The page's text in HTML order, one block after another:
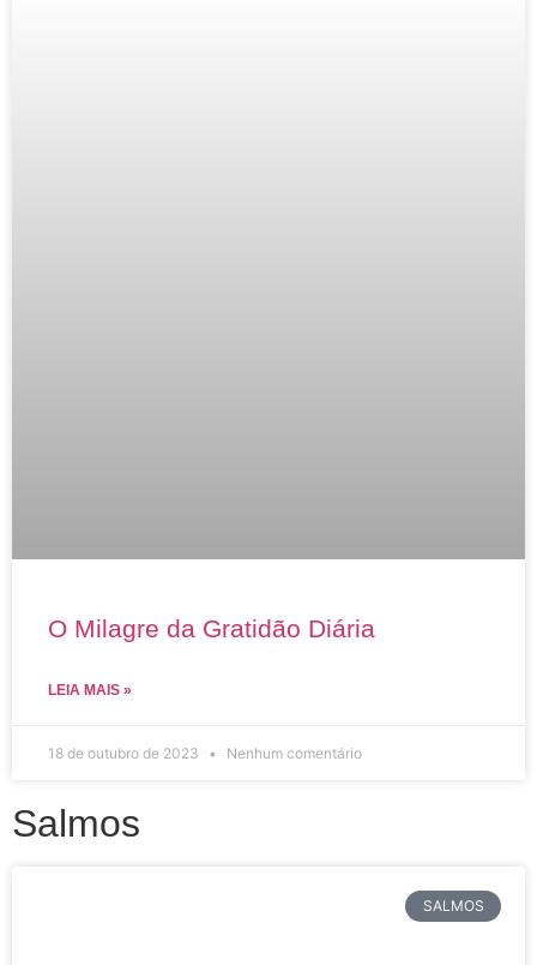
O Milagre da Gratidão Diária
LEIA MAIS »
18 de outubro de 2023 Nenhum comentário
Salmos
SALMOS